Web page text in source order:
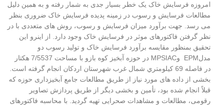
امروزه فرسایش خاک یک خطر بسیار جدی به شمار رفته و به همین دلیل
مطالعات فرسايش و رسوب در زمينه پدیده فرسايش خاک ضروری بنظر
می رسد. جهت برآورد میزان فرسایش و رسوب، روش های متعددی با در
نظر گرفتن فاکتورهای موثر در فرسایش خاک وجود دارد. از اینرو این
تحقیق بمنظور مقایسه برآورد فرسایش خاک و تولید رسوب دو
مدلEPM وMPSIAC در حوزه آبخیز کوه بازو با مساحت 7/5537 هکتار
در فاصله 69 کيلومتري شمال غرب شهرستان اردکان انجام گرفته است.
بخشی از داده های مورد نیاز از طریق مطالعات جامع آبخیزداری حوزه که
قبلاً انجام شده بود، تأمین و بخشی دیگر از طریق پردازش تصاویر
رقومی، مطالعات و مشاهدات صحرایی تهیه گردید. با محاسبه فاکتورهای